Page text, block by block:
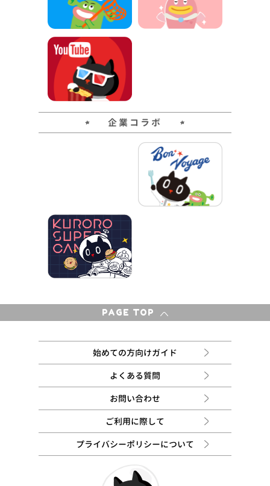
企業コラボ
PAGE TOP
始めての方向けガイド
よくある質問
お問い合わせ
ご利用に際して
プライバシーポリシーについて